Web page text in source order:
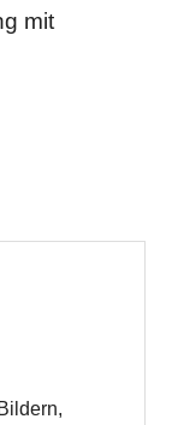
mit